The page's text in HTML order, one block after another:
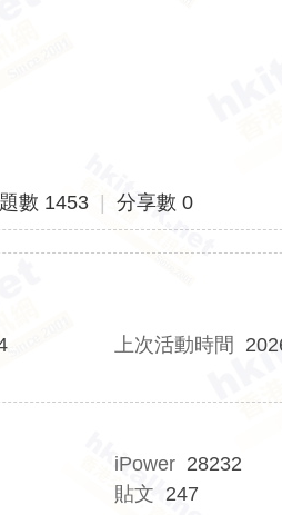
數 1453 分享數 0
上次活動時間
iPower 28232
貼文 247